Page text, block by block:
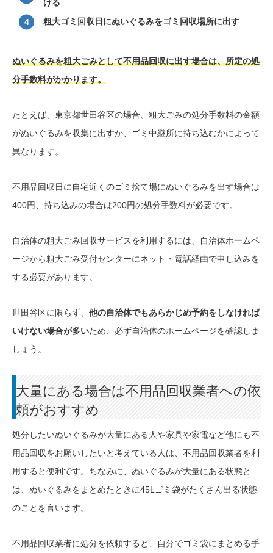
ける
粗大ゴミ回収日にぬいぐるみをゴミ回収場所に出す
ぬいぐるみを粗大ごみとして不用品回収に出す場合は、所定の処
分手数料がかかります。
たとえば、東京都世田谷区の場合、粗大ごみの処分手数料の金額
がぬいぐるみを収集に出すか、ゴミ中継所に持ち込むかによって
異なります。
不用品回収日に自宅近くのゴミ捨て場にぬいぐるみを出す場合は
400円、持ち込みの場合は200円の処分手数料が必要です。
自治体の粗大ごみ回収サービスを利用するには、自治体ホームペ
ージから粗大ごみ受付センターにネット・電話経由で申し込みを
する必要があります。
世田谷区に限らず、 他の自治体でもあらかじめ予約をしなければ
いけない場合が多いため、必ず自治体のホームページを確認しま
しょう。
大量にある場合は不用品回収業者への依
頼がおすすめ
処分したいぬいぐるみが大量にある人や家具や家電など他にも不
用品回収をお願いしたいと考えている人は、不用品回収業者を利
用すると便利です。ちなみに、ぬいぐるみが大量にある状態と
は、ぬいぐるみをまとめたときに45Lゴミ袋がたくさん出る状態
のことを言います。
不用品回収業者に処分を依頼すると、自分でゴミ袋にまとめる手